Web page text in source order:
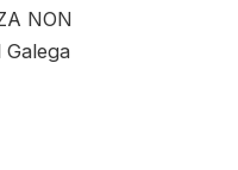
NON
Galega